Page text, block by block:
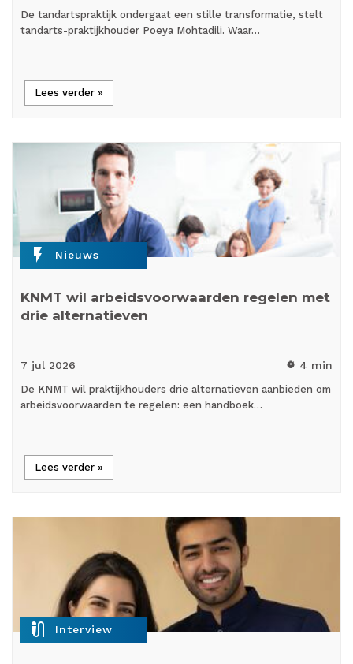
De tandartspraktijk ondergaat een stille transformatie, stelt
tandarts-praktijkhouder Poeya Mohtadili. Waar…
Lees verder »
flash_on Nieuws
KNMT wil arbeidsvoorwaarden regelen met
drie alternatieven
7 jul 2026 timer 4 min
De KNMT wil praktijkhouders drie alternatieven aanbieden om
arbeidsvoorwaarden te regelen: een handboek…
Lees verder »
mic_external_on Interview